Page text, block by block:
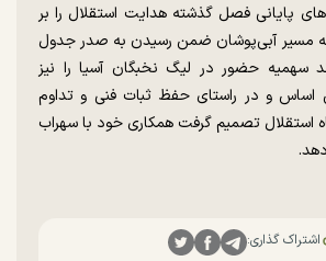
پایانی فصل گذشته هدایت استقلال را بر
مسیر آبی‌پوشان ضمن رسیدن به صدر جدول
سهمیه حضور در لیگ نخبگان آسیا را نیز
و در راستای حفظ ثبات فنی و تداوم
استقلال تصمیم گرفت همکاری خود با سهراب
اشتراک گذاری: